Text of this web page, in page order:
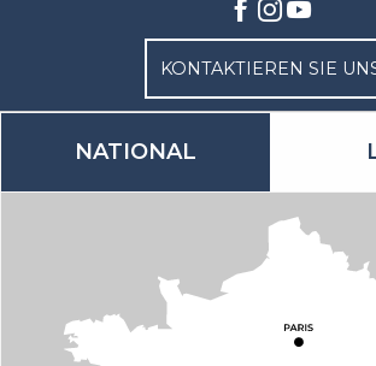
KONTAKTIEREN SIE
NATIONAL